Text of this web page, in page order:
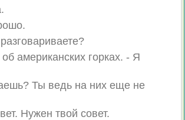
американских горках. - Я
Ты ведь на них еще не
Нужен твой совет.